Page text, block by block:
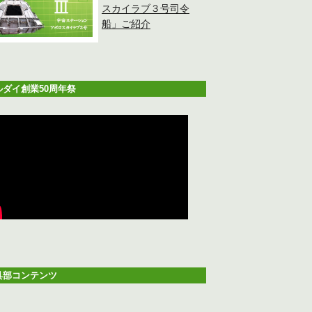
スカイラブ３号司令
船」ご紹介
ダイ創業50周年祭
部コンテンツ